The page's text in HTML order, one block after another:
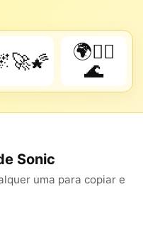
🌍🚴‍♂️
🌊
Sonic
uma para copiar e